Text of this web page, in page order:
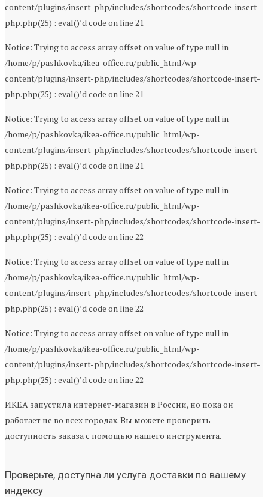
content/plugins/insert-php/includes/shortcodes/shortcode-insert-
php.php(25) : eval()’d code on line 21
Notice: Trying to access array offset on value of type null in
/home/p/pashkovka/ikea-office.ru/public_html/wp-
content/plugins/insert-php/includes/shortcodes/shortcode-insert-
php.php(25) : eval()’d code on line 21
Notice: Trying to access array offset on value of type null in
/home/p/pashkovka/ikea-office.ru/public_html/wp-
content/plugins/insert-php/includes/shortcodes/shortcode-insert-
php.php(25) : eval()’d code on line 21
Notice: Trying to access array offset on value of type null in
/home/p/pashkovka/ikea-office.ru/public_html/wp-
content/plugins/insert-php/includes/shortcodes/shortcode-insert-
php.php(25) : eval()’d code on line 22
Notice: Trying to access array offset on value of type null in
/home/p/pashkovka/ikea-office.ru/public_html/wp-
content/plugins/insert-php/includes/shortcodes/shortcode-insert-
php.php(25) : eval()’d code on line 22
Notice: Trying to access array offset on value of type null in
/home/p/pashkovka/ikea-office.ru/public_html/wp-
content/plugins/insert-php/includes/shortcodes/shortcode-insert-
php.php(25) : eval()’d code on line 22
ИКЕА запустила интернет-магазин в России, но пока он
работает не во всех городах. Вы можете проверить
доступность заказа с помощью нашего инструмента.
Проверьте, доступна ли услуга доставки по вашему
индексу